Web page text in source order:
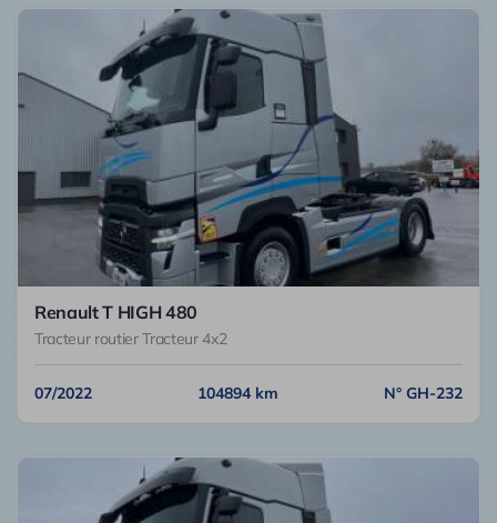
Renault T HIGH 480
Tracteur routier Tracteur 4x2
07/2022 104894 km N° GH-232